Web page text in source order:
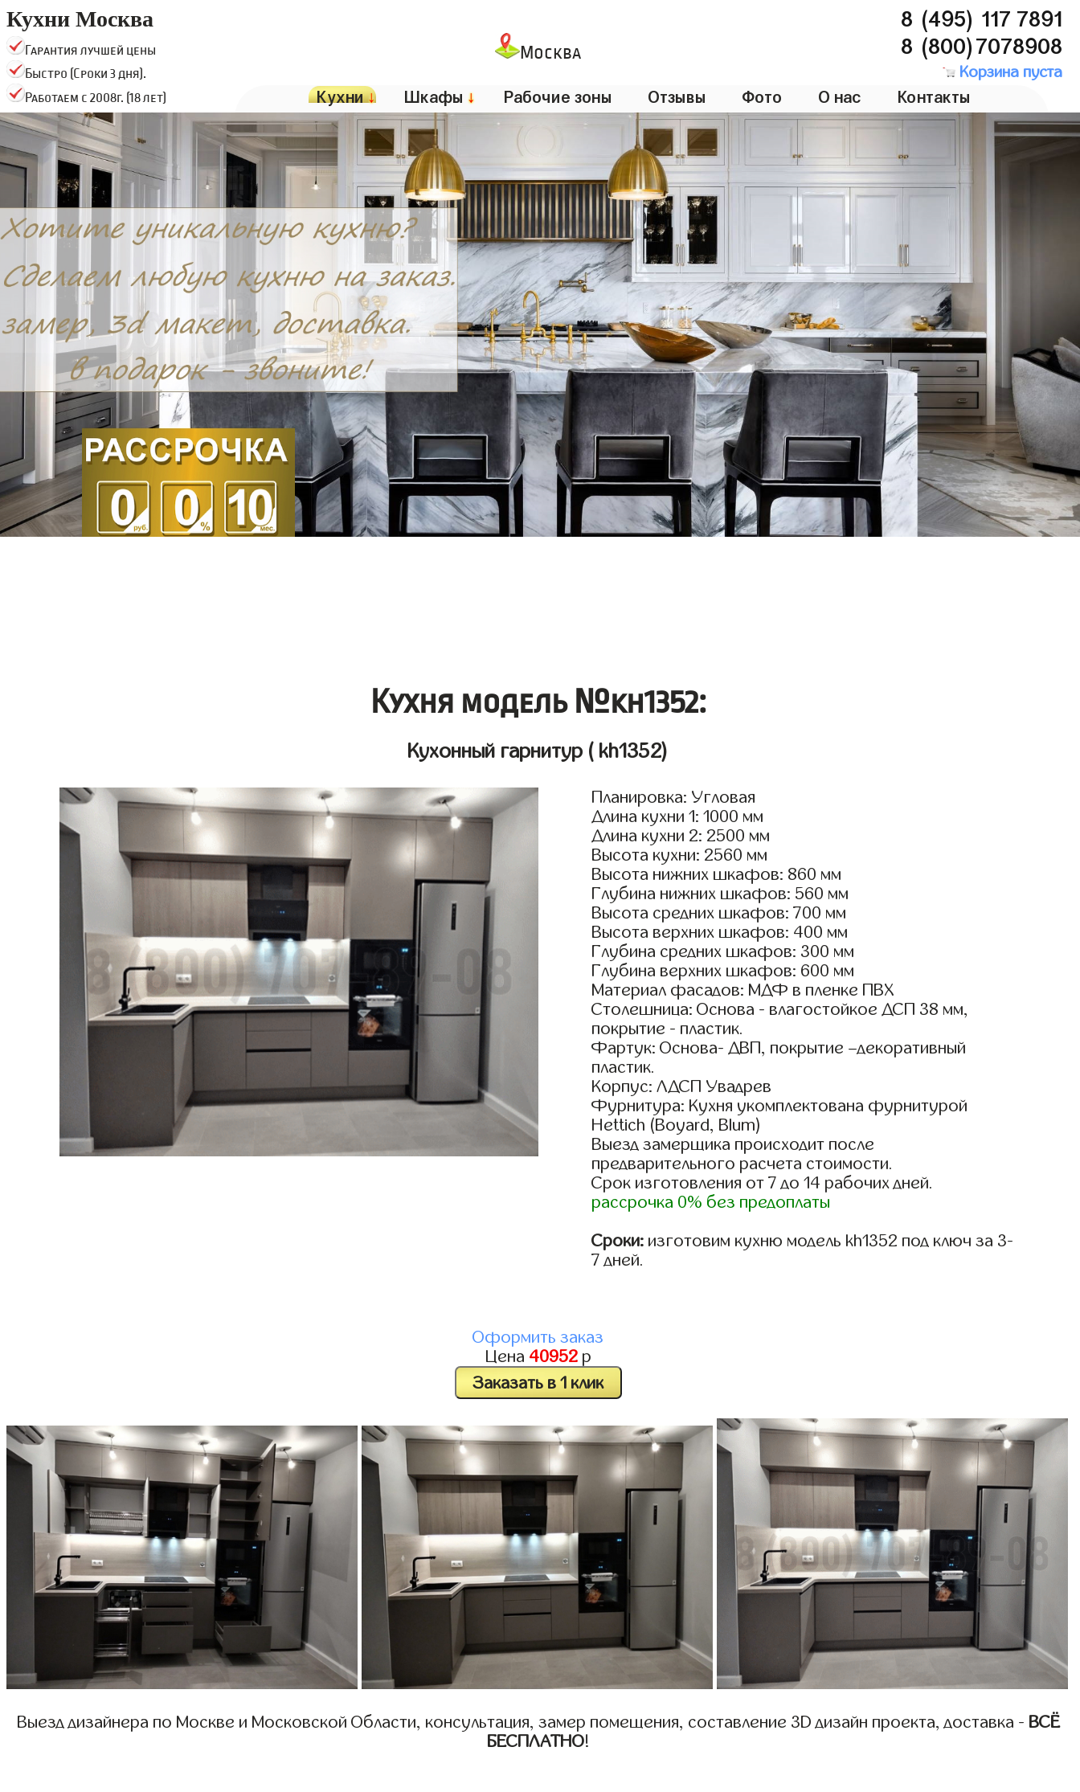
Кухни Москва
Гарантия лучшей цены
Быстро (Сроки 3 дня).
Работаем с 2008г. (18 лет)
Москва
8 (495) 117 7891
8 (800)7078908
Корзина пуста
Кухни↓ Шкафы ↓ Рабочие зоны Отзывы Фото О нас Контакты
Кухня модель №kh1352:
Кухонный гарнитур ( kh1352)
Планировка: Угловая
Длина кухни 1: 1000 мм
Длина кухни 2: 2500 мм
Высота кухни: 2560 мм
Высота нижних шкафов: 860 мм
Глубина нижних шкафов: 560 мм
Высота средних шкафов: 700 мм
Высота верхних шкафов: 400 мм
Глубина средних шкафов: 300 мм
Глубина верхних шкафов: 600 мм
Материал фасадов: МДФ в пленке ПВХ
Столешница: Основа - влагостойкое ДСП 38 мм,
покрытие - пластик.
Фартук: Основа- ДВП, покрытие –декоративный
пластик.
Корпус: ЛДСП Увадрев
Фурнитура: Кухня укомплектована фурнитурой
Hettich (Boyard, Blum)
Выезд замерщика происходит после
предварительного расчета стоимости.
Срок изготовления от 7 до 14 рабочих дней.
рассрочка 0% без предоплаты
Сроки: изготовим кухню модель kh1352 под ключ за 3-
7 дней.
Оформить заказ
Цена 40952р
Заказать в 1 клик
Выезд дизайнера по Москве и Московской Области, консультация, замер помещения, составление 3D дизайн проекта, доставка - ВСЁ
БЕСПЛАТНО!